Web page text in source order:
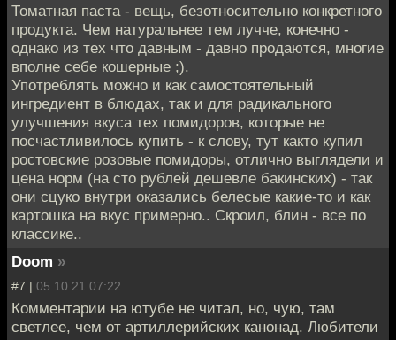
Томатная паста - вещь, безотносительно конкретного
продукта. Чем натуральнее тем лучче, конечно -
однако из тех что давным - давно продаются, многие
вполне себе кошерные ;).
Употреблять можно и как самостоятельный
ингредиент в блюдах, так и для радикального
улучшения вкуса тех помидоров, которые не
посчастливилось купить - к слову, тут както купил
ростовские розовые помидоры, отлично выглядели и
цена норм (на сто рублей дешевле бакинских) - так
они сцуко внутри оказались белесые какие-то и как
картошка на вкус примерно.. Скроил, блин - все по
классике..
Doom »
#7 | 05.10.21 07:22
Комментарии на ютубе не читал, но, чую, там
светлее, чем от артиллерийских канонад. Любители